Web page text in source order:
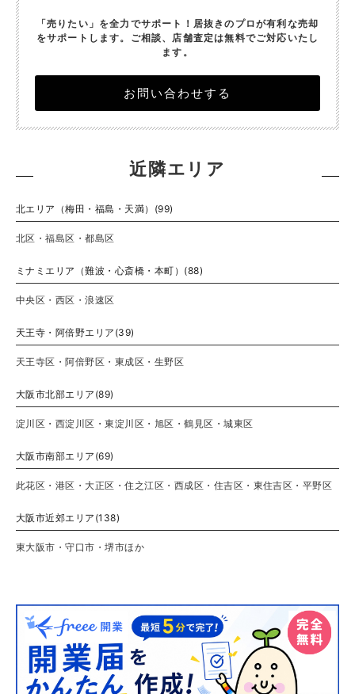
「売りたい」を全力でサポート！居抜きのプロが有利な売却
をサポートします。 ご相談、店舗査定は無料でご対応いたし
ます。
お問い合わせする
近隣エリア
北エリア（梅田・福島・天満）(99)
北区・福島区・都島区
ミナミエリア（難波・心斎橋・本町）(88)
中央区・西区・浪速区
天王寺・阿倍野エリア(39)
天王寺区・阿倍野区・東成区・生野区
大阪市北部エリア(89)
淀川区・西淀川区・東淀川区・旭区・鶴見区・城東区
大阪市南部エリア(69)
此花区・港区・大正区・住之江区・西成区・住吉区・東住吉区・平野区
大阪市近郊エリア(138)
東大阪市・守口市・堺市ほか